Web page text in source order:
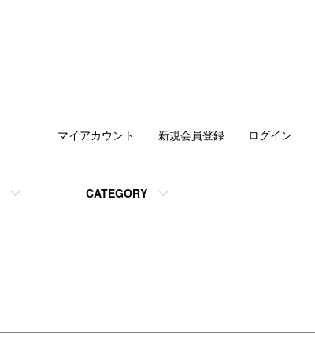
CATEGORY
マイアカウント 新規会員登録 ログイン